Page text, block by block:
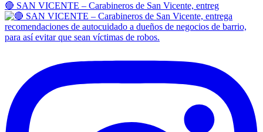
🔴 SAN VICENTE – Carabineros de San Vicente, entreg